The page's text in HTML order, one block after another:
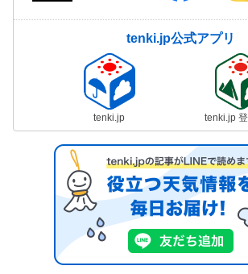
tenki.jp公式アプリ
tenki.jp tenki.jp